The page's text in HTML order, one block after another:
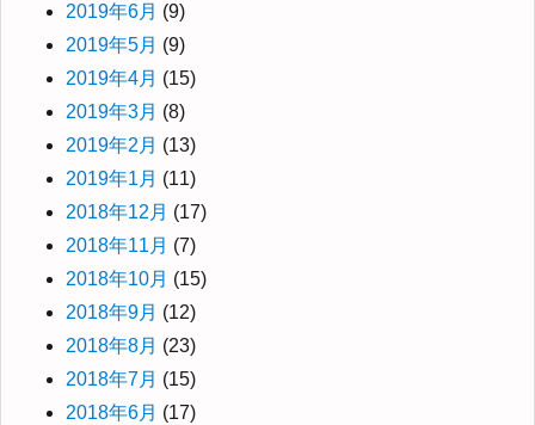
2019年6月 (9)
2019年5月 (9)
2019年4月 (15)
2019年3月 (8)
2019年2月 (13)
2019年1月 (11)
2018年12月 (17)
2018年11月 (7)
2018年10月 (15)
2018年9月 (12)
2018年8月 (23)
2018年7月 (15)
2018年6月 (17)